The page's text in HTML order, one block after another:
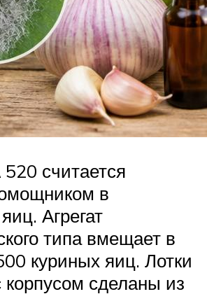
считается
в
Агрегат
типа вмещает в
куриных яиц. Лотки
корпусом сделаны из